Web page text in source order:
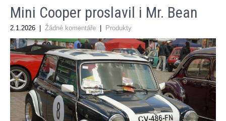
Mini Cooper proslavil i Mr. Bean
2.1.2026 Žádné komentáře Produkty